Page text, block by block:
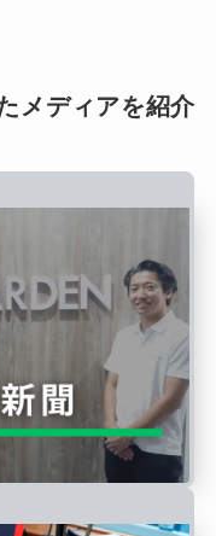
メディアを紹介